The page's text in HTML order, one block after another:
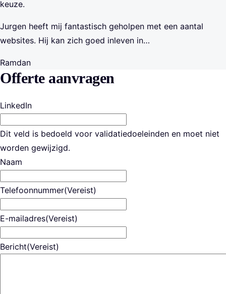
keuze.
Jurgen heeft mij fantastisch geholpen met een aantal
websites. Hij kan zich goed inleven in…
Ramdan
Offerte aanvragen
LinkedIn
Dit veld is bedoeld voor validatiedoeleinden en moet niet
worden gewijzigd.
Naam
Telefoonnummer(Vereist)
E-mailadres(Vereist)
Bericht(Vereist)